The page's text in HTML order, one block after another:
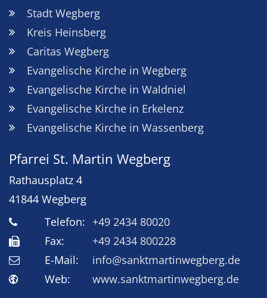
Stadt Wegberg
Kreis Heinsberg
Caritas Wegberg
Evangelische Kirche in Wegberg
Evangelische Kirche in Waldniel
Evangelische Kirche in Erkelenz
Evangelische Kirche in Wassenberg
Pfarrei St. Martin Wegberg
Rathausplatz 4
41844 Wegberg
Telefon: +49 2434 80020
Fax:
+49 2434 800228
E-Mail:
info@sanktmartinwegberg.de
Web:
www.sanktmartinwegberg.de